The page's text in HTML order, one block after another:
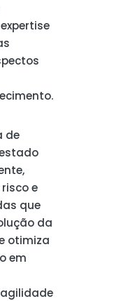
de
e
que
da
otimiza
em